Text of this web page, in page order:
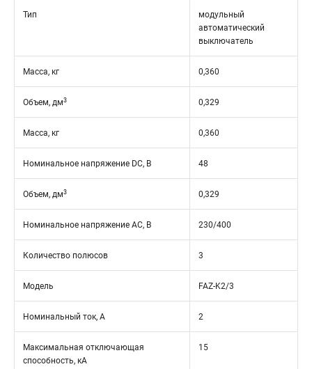
Тип
модульный
автоматический
выключатель
Масса, кг 0,360
Объем, дм3 0,329
Масса, кг 0,360
Номинальное напряжение DC, В 48
Объем, дм3 0,329
Номинальное напряжение АС, В 230/400
Количество полюсов 3
Модель FAZ-K2/3
Номинальный ток, А 2
Максимальная отключающая
способность, кА
15